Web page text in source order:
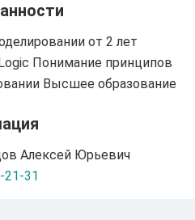
от 2 лет
Понимание принципов
Высшее образование
Алексей Юрьевич
21-31